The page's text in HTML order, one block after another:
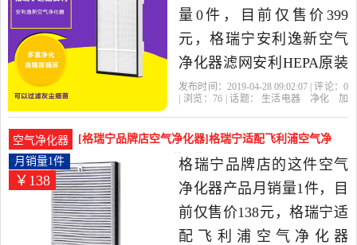
量0件，目前仅售价399
元，格瑞宁安利逸新空气
净化器滤网安利HEPA原装
全套滤芯除异味除甲醛是
生活电器当中性价比很高
的净化,加湿抽湿机配件，
由上海发货。
发布时间：2019-04-28 09:02:07 | 评论： 0
| 浏览： 76 | 话题： 生活电器 净化
加
空气净化器
[格瑞宁品牌店空气净化器]格瑞宁适配飞利浦空气净
化器AC407月销量1件仅售138元
￥138
月销量1件
格瑞宁品牌店的这件空气
净化器产品月销量1件，目
前仅售价138元，格瑞宁适
配飞利浦空气净化器